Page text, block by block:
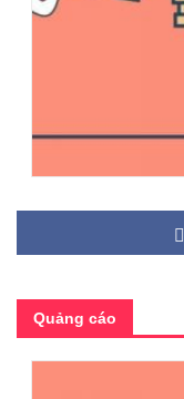
Quảng cáo